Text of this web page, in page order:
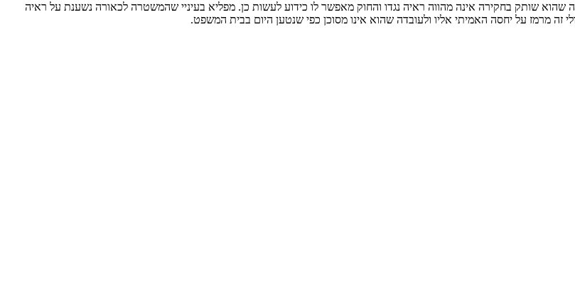
שותק בחקירה אינה מהווה ראיה נגדו והחוק מאפשר לו כידוע לעשות כן. מפליא בעיניי שהמשטרה לכאורה נשענת על ראיה
מרמז על יחסה האמיתי אליו ולעובדה שהוא אינו מסוכן כפי שנטען היום בבית המשפט.